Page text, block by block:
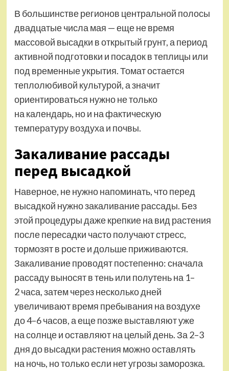
В большинстве регионов центральной полосы
двадцатые числа мая — еще не время
массовой высадки в открытый грунт, а период
активной подготовки и посадок в теплицы или
под временные укрытия. Томат остается
теплолюбивой культурой, а значит
ориентироваться нужно не только
на календарь, но и на фактическую
температуру воздуха и почвы.
Закаливание рассады
перед высадкой
Наверное, не нужно напоминать, что перед
высадкой нужно закаливание рассады. Без
этой процедуры даже крепкие на вид растения
после пересадки часто получают стресс,
тормозят в росте и дольше приживаются.
Закаливание проводят постепенно: сначала
рассаду выносят в тень или полутень на 1–
2 часа, затем через несколько дней
увеличивают время пребывания на воздухе
до 4–6 часов, а еще позже выставляют уже
на солнце и оставляют на целый день. За 2–3
дня до высадки растения можно оставлять
на ночь, но только если нет угрозы заморозка.